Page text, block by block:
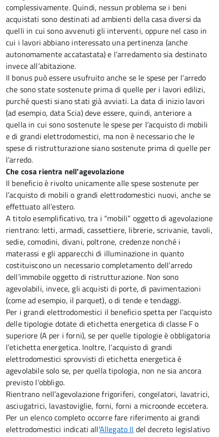
complessivamente. Quindi, nessun problema se i beni
acquistati sono destinati ad ambienti della casa diversi da
quelli in cui sono avvenuti gli interventi, oppure nel caso in
cui i lavori abbiano interessato una pertinenza (anche
autonomamente accatastata) e l’arredamento sia destinato
invece all’abitazione.
Il bonus può essere usufruito anche se le spese per l’arredo
che sono state sostenute prima di quelle per i lavori edilizi,
purché questi siano stati già avviati. La data di inizio lavori
(ad esempio, data Scia) deve essere, quindi, anteriore a
quella in cui sono sostenute le spese per l’acquisto di mobili
e di grandi elettrodomestici, ma non è necessario che le
spese di ristrutturazione siano sostenute prima di quelle per
l’arredo.
Che cosa rientra nell’agevolazione
Il beneficio è rivolto unicamente alle spese sostenute per
l’acquisto di mobili o grandi elettrodomestici nuovi, anche se
effettuato all’estero.
A titolo esemplificativo, tra i “mobili” oggetto di agevolazione
rientrano: letti, armadi, cassettiere, librerie, scrivanie, tavoli,
sedie, comodini, divani, poltrone, credenze nonché i
materassi e gli apparecchi di illuminazione in quanto
costituiscono un necessario completamento dell’arredo
dell’immobile oggetto di ristrutturazione. Non sono
agevolabili, invece, gli acquisti di porte, di pavimentazioni
(come ad esempio, il parquet), o di tende e tendaggi.
Per i grandi elettrodomestici il beneficio spetta per l’acquisto
delle tipologie dotate di etichetta energetica di classe F o
superiore (A per i forni), se per quelle tipologie è obbligatoria
l’etichetta energetica. Inoltre, l’acquisto di grandi
elettrodomestici sprovvisti di etichetta energetica è
agevolabile solo se, per quella tipologia, non ne sia ancora
previsto l’obbligo.
Rientrano nell’agevolazione frigoriferi, congelatori, lavatrici,
asciugatrici, lavastoviglie, forni, forni a microonde eccetera.
Per un elenco completo occorre fare riferimento ai grandi
elettrodomestici indicati all’Allegato II del decreto legislativo